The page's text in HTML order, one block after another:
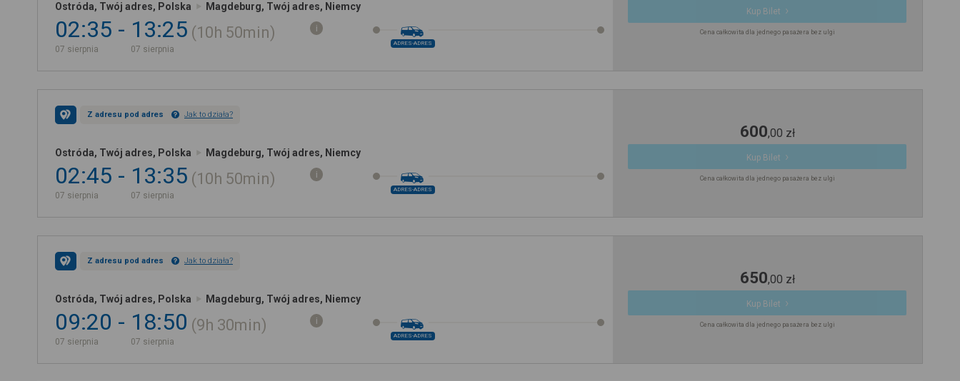
Ostróda, Twój adres, Polska Magdeburg, Twój adres, Niemcy
02:35
07 sierpnia
13:25
07 sierpnia
10h 50min
ADRES-ADRES
Kup Bilet
Cena całkowita dla jednego pasażera bez ulgi
Z adresu pod adres Jak to działa?
Ostróda, Twój adres, Polska Magdeburg, Twój adres, Niemcy
02:45
07 sierpnia
13:35
07 sierpnia
10h 50min
ADRES-ADRES
600,00 zł
Kup Bilet
Cena całkowita dla jednego pasażera bez ulgi
Z adresu pod adres Jak to działa?
Ostróda, Twój adres, Polska Magdeburg, Twój adres, Niemcy
09:20
07 sierpnia
18:50
07 sierpnia
9h 30min
ADRES-ADRES
650,00 zł
Kup Bilet
Cena całkowita dla jednego pasażera bez ulgi